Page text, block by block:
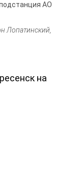
АО
Лопатинский,
на